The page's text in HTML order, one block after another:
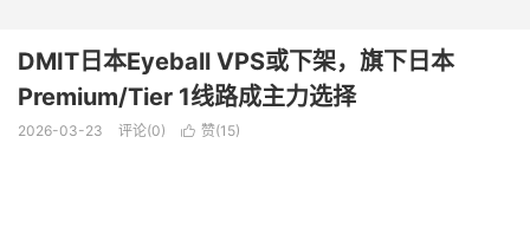
DMIT日本Eyeball VPS或下架，旗下日本
Premium/Tier 1线路成主力选择
2026-03-23 评论(0)  赞(15)